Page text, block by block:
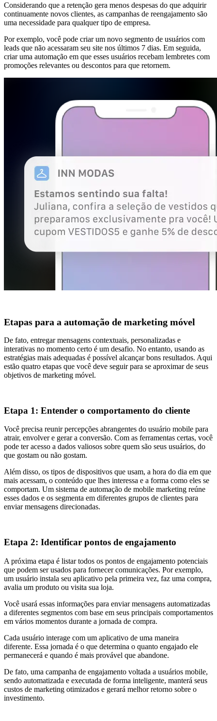
Considerando que a retenção gera menos despesas do que adquirir
continuamente novos clientes, as campanhas de reengajamento são
uma necessidade para qualquer tipo de empresa.
Por exemplo, você pode criar um novo segmento de usuários com
leads que não acessaram seu site nos últimos 7 dias. Em seguida,
criar uma automação em que esses usuários recebam lembretes com
promoções relevantes ou descontos para que retornem.
Etapas para a automação de marketing móvel
De fato, entregar mensagens contextuais, personalizadas e
interativas no momento certo é um desafio. No entanto, usando as
estratégias mais adequadas é possível alcançar bons resultados. Aqui
estão quatro etapas que você deve seguir para se aproximar de seus
objetivos de marketing móvel.
Etapa 1: Entender o comportamento do cliente
Você precisa reunir percepções abrangentes do usuário mobile para
atrair, envolver e gerar a conversão. Com as ferramentas certas, você
pode ter acesso a dados valiosos sobre quem são seus usuários, do
que gostam ou não gostam.
Além disso, os tipos de dispositivos que usam, a hora do dia em que
mais acessam, o conteúdo que lhes interessa e a forma como eles se
comportam. Um sistema de automação de mobile marketing reúne
esses dados e os segmenta em diferentes grupos de clientes para
enviar mensagens direcionadas.
Etapa 2: Identificar pontos de engajamento
A próxima etapa é listar todos os pontos de engajamento potenciais
que podem ser usados ​​para fornecer comunicações. Por exemplo,
um usuário instala seu aplicativo pela primeira vez, faz uma compra,
avalia um produto ou visita sua loja.
Você usará essas informações para enviar mensagens automatizadas
a diferentes segmentos com base em seus principais comportamentos
em vários momentos durante a jornada de compra.
Cada usuário interage com um aplicativo de uma maneira
diferente. Essa jornada é o que determina o quanto engajado ele
permanecerá e quando é mais provável que abandone.
De fato, uma campanha de engajamento voltada a usuários mobile,
sendo automatizada e executada de forma inteligente, manterá seus
custos de marketing otimizados e gerará melhor retorno sobre o
investimento.